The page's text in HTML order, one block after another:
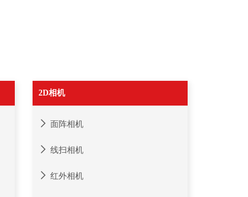
2D相机
面阵相机
线扫相机
红外相机